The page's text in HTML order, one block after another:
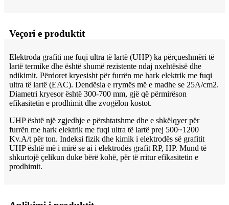
Veçori e produktit
Elektroda grafiti me fuqi ultra të lartë (UHP) ka përçueshmëri të
lartë termike dhe është shumë rezistente ndaj nxehtësisë dhe
ndikimit. Përdoret kryesisht për furrën me hark elektrik me fuqi
ultra të lartë (EAC). Dendësia e rrymës më e madhe se 25A/cm2.
Diametri kryesor është 300-700 mm, gjë që përmirëson
efikasitetin e prodhimit dhe zvogëlon kostot.
UHP është një zgjedhje e përshtatshme dhe e shkëlqyer për
furrën me hark elektrik me fuqi ultra të lartë prej 500~1200
Kv.A/t për ton. Indeksi fizik dhe kimik i elektrodës së grafitit
UHP është më i mirë se ai i elektrodës grafit RP, HP. Mund të
shkurtojë çelikun duke bërë kohë, për të rritur efikasitetin e
prodhimit.